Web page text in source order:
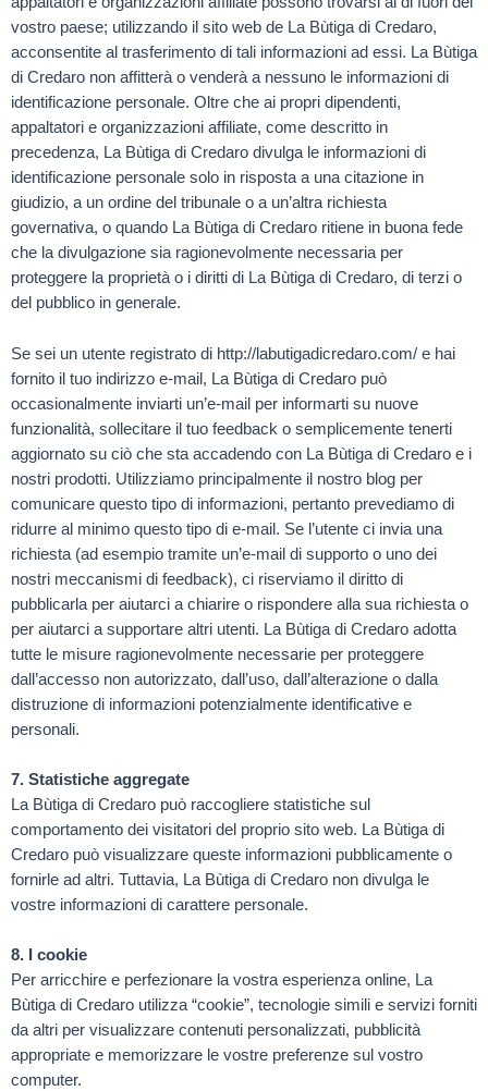
vostro paese; utilizzando il sito web de La Bùtiga di Credaro,
acconsentite al trasferimento di tali informazioni ad essi. La Bùtiga
di Credaro non affitterà o venderà a nessuno le informazioni di
identificazione personale. Oltre che ai propri dipendenti,
appaltatori e organizzazioni affiliate, come descritto in
precedenza, La Bùtiga di Credaro divulga le informazioni di
identificazione personale solo in risposta a una citazione in
giudizio, a un ordine del tribunale o a un’altra richiesta
governativa, o quando La Bùtiga di Credaro ritiene in buona fede
che la divulgazione sia ragionevolmente necessaria per
proteggere la proprietà o i diritti di La Bùtiga di Credaro, di terzi o
del pubblico in generale.
Se sei un utente registrato di http://labutigadicredaro.com/ e hai
fornito il tuo indirizzo e-mail, La Bùtiga di Credaro può
occasionalmente inviarti un’e-mail per informarti su nuove
funzionalità, sollecitare il tuo feedback o semplicemente tenerti
aggiornato su ciò che sta accadendo con La Bùtiga di Credaro e i
nostri prodotti. Utilizziamo principalmente il nostro blog per
comunicare questo tipo di informazioni, pertanto prevediamo di
ridurre al minimo questo tipo di e-mail. Se l’utente ci invia una
richiesta (ad esempio tramite un’e-mail di supporto o uno dei
nostri meccanismi di feedback), ci riserviamo il diritto di
pubblicarla per aiutarci a chiarire o rispondere alla sua richiesta o
per aiutarci a supportare altri utenti. La Bùtiga di Credaro adotta
tutte le misure ragionevolmente necessarie per proteggere
dall’accesso non autorizzato, dall’uso, dall’alterazione o dalla
distruzione di informazioni potenzialmente identificative e
personali.
7. Statistiche aggregate
La Bùtiga di Credaro può raccogliere statistiche sul
comportamento dei visitatori del proprio sito web. La Bùtiga di
Credaro può visualizzare queste informazioni pubblicamente o
fornirle ad altri. Tuttavia, La Bùtiga di Credaro non divulga le
vostre informazioni di carattere personale.
8. I cookie
Per arricchire e perfezionare la vostra esperienza online, La
Bùtiga di Credaro utilizza “cookie”, tecnologie simili e servizi forniti
da altri per visualizzare contenuti personalizzati, pubblicità
appropriate e memorizzare le vostre preferenze sul vostro
computer.